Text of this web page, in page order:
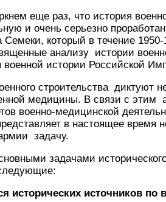
еще раз, что история
и очень серьезно
Семеки, который в течение
анализу истории
истории Российской
строительства диктуют
медицины. В связи с этим
военно-медицинской
в настоящее время
задачу.
задачами
исторических источников по